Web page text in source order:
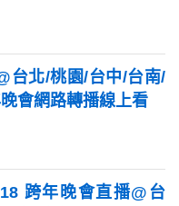
台北/桃園/台中/台南/
會網路轉播線上看
跨年晚會直播@台